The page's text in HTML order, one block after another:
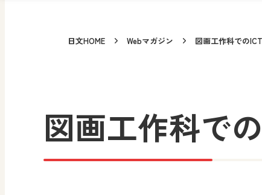
日文HOME Webマガジン 図画工作科での
図画工作科で